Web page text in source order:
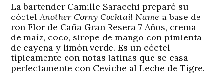
La bartender Camille Saracchi preparó su
cóctelAnother Corny Cocktail Name a base de
ron Flor de Caña Gran Resera 7 Años, crema
de maíz, coco, sirope de mango con pimienta
de cayena y limón verde. Es un cóctel
tìpicamente con notas latinas que se casa
perfectamente con Ceviche al Leche de Tigre.